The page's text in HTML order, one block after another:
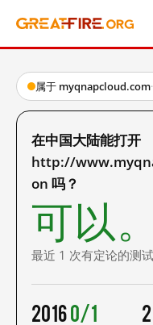
属于 myqnapcloud.com·
在中国大陆能打开
http://
on 吗？
可以。
最近 1 次有定论的测试
20160/1